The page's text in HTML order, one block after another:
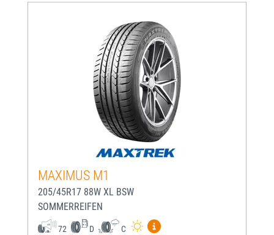
MAXIMUS M1
205/45R17 88W XL BSW
SOMMERREIFEN
72 D C Mehr Informationen zum